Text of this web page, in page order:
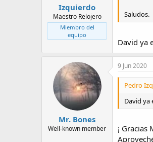
Izquierdo
Maestro Relojero
Miembro del
equipo
Saludos.
David ya
Mr. Bones
Well-known member
9 Jun 2020
Pedro
David ya
¡ Gracias